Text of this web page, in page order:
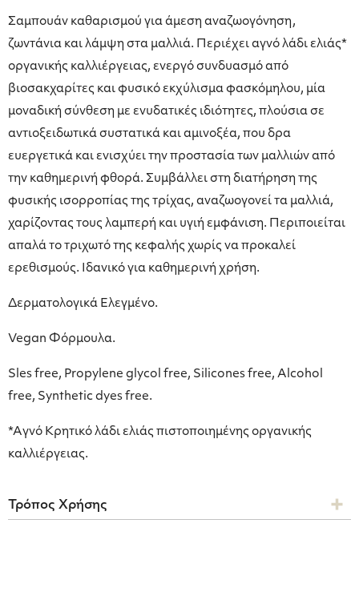
Σαμπουάν καθαρισμού για άμεση αναζωογόνηση,
ζωντάνια και λάμψη στα μαλλιά. Περιέχει αγνό λάδι ελιάς*
οργανικής καλλιέργειας, ενεργό συνδυασμό από
βιοσακχαρίτες και φυσικό εκχύλισμα φασκόμηλου, μία
μοναδική σύνθεση με ενυδατικές ιδιότητες, πλούσια σε
αντιοξειδωτικά συστατικά και αμινοξέα, που δρα
ευεργετικά και ενισχύει την προστασία των μαλλιών από
την καθημερινή φθορά. Συμβάλλει στη διατήρηση της
φυσικής ισορροπίας της τρίχας, αναζωογονεί τα μαλλιά,
χαρίζοντας τους λαμπερή και υγιή εμφάνιση. Περιποιείται
απαλά το τριχωτό της κεφαλής χωρίς να προκαλεί
ερεθισμούς. Ιδανικό για καθημερινή χρήση.
Δερματολογικά Ελεγμένο.
Vegan Φόρμουλα.
Sles free, Propylene glycol free, Silicones free, Alcohol
free, Synthetic dyes free.
*Aγνό Κρητικό λάδι ελιάς πιστοποιημένης οργανικής
καλλιέργειας.
Τρόπος Χρήσης